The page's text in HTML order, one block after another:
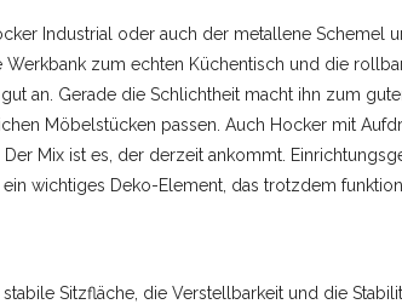
Industrial oder auch der metallene Schemel
zum echten Küchentisch und die
an. Gerade die Schlichtheit macht ihn zum
Möbelstücken passen. Auch Hocker mit
Mix ist es, der derzeit ankommt.
wichtiges Deko-Element, das trotzdem
Sitzfläche, die Verstellbarkeit und die